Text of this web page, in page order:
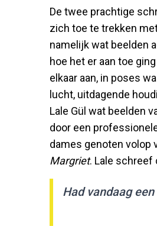
De twee prachtige
zich toe te trekken
namelijk wat beelden
hoe het er aan toe
elkaar aan, in poses
lucht, uitdagende
Lale Gül wat beelden
door een
dames genoten volop
Margriet. Lale schreef
Had vandaag